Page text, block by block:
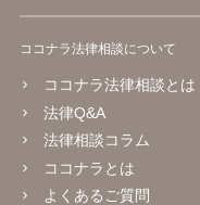
ココナラ法律相談について
ココナラ法律相談とは
法律Q&A
法律相談コラム
ココナラとは
よくあるご質問